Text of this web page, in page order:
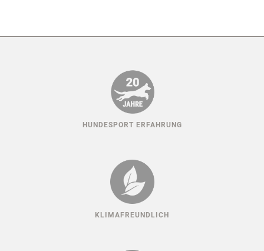
HUNDESPORT ERFAHRUNG
KLIMAFREUNDLICH